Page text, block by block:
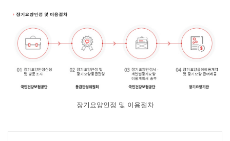
장기요양인정 및 이용절차